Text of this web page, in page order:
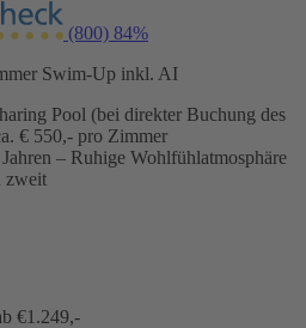
(800) 84%
Swim-Up inkl. AI
Pool (bei direkter Buchung des
€ 550,- pro Zimmer
– Ruhige Wohlfühlatmosphäre
zweit
€1.249,-